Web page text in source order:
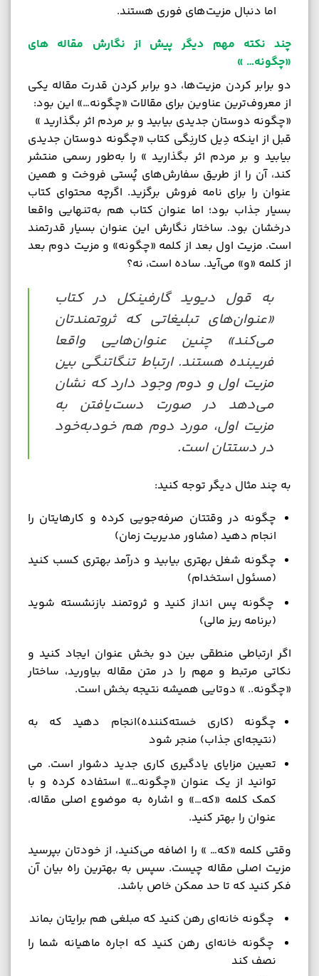
اما دنبال مزیت‌های فوری هستند.
چند نکته مهم دیگر پیش از نگارش مقاله های
«چگونه… »
دو برابر کردن مزیت‌ها، دو برابر کردن قدرت مقاله یکی
از معروف‌ترین عناوین برای مقالات «چگونه…» این بود:
«چگونه دوستان جدیدی بیابید و بر مردم اثر بگذارید »
قبل از اینکه دِیل کارنِگی کتاب «چگونه دوستان جدیدی
بیابید و بر مردم اثر بگذارید » را به‌طور رسمی منتشر
کند، آن را از طریق سفارش‌های پُستی فروخت و همین
عنوان را برای نامه ‌فروش برگزید. اگرچه محتوای کتاب
بسیار جذاب بود؛ اما عنوان کتاب هم به‌تنهایی واقعا
درخشان بود. ساختار نگارش این عنوان بسیار قدرتمند
است. مزیت اول بعد از کلمه «چگونه» و مزیت دوم بعد
از کلمه «و» می‌آید. ساده است، نه؟
به قول دیوید گارفینکل در کتاب
«عنوان‌های تبلیغاتی که ثروتمندتان
می‌کند» چنین عنوان‌هایی واقعا
فریبنده هستند. ارتباط تنگاتنگی بین
مزیت اول و دوم وجود دارد که نشان
می‌دهد در صورت دست‌یافتن به
مزیت اول، مورد دوم هم خودبه‌خود
در دستتان است.
به چند مثال دیگر توجه کنید:
چگونه در وقتتان صرفه‌جویی کرده و کارهایتان را
انجام دهید (مشاور مدیریت زمان)
چگونه شغل بهتری بیابید و درآمد بهتری کسب کنید
(مسئول استخدام)
چگونه پس انداز کنید و ثروتمند بازنشسته شوید
(برنامه ریز مالی)
اگر ارتباطی منطقی بین دو بخش عنوان ایجاد کنید و
نکاتی مرتبط و مهم را در متن مقاله بیاورید، ساختار
«چگونه.. » دوتایی همیشه نتیجه بخش است.
چگونه (کاری خسته‌کننده)انجام دهید که به
(نتیجه‌ای جذاب) منجر شود
تعیین مزایای یادگیری کاری جدید دشوار است. می
توانید از یک عنوان «چگونه…» استفاده کرده و با
کمک کلمه «که…» و اشاره به موضوع اصلی مقاله،
عنوان را بهتر کنید.
وقتی کلمه «که… » را اضافه می‌کنید، از خودتان بپرسید
مزیت اصلی مقاله چیست. سپس به بهترین راه بیان آن
فکر کنید که تا حد ممکن خاص باشد.
چگونه خانه‌ای رهن کنید که مبلغی هم برایتان بماند
چگونه خانه‌ای رهن کنید که اجاره ماهیانه شما را
نصف کند